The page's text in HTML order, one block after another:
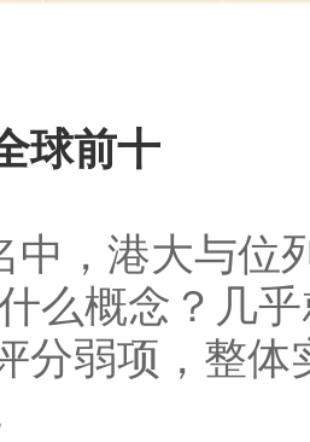
球前十
中，港大与位
么概念？几
分弱项，整